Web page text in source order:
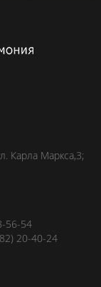
Карла Маркса,3;
56-54
20-40-24